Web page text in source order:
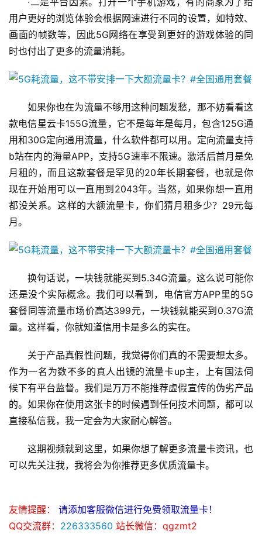
用户更好的浏览体验会根据网速进行不同的设置，如特效、
画面的帧数等，因此5G网络在享受到更好的游戏体验的同
时也付出了更多的流量消耗。
如果你也在为流量不够用这种问题发愁，那不妨看看这
款电信星云卡155G流量，它不是每年是每月，包含125G通
用和30G定向通用流量，什么软件都可以用。定向流量支持
b站在内的海量APP，支持5G速率不限速。激活后首月是免
月租的，而且这款套餐是罕见的20年长期套餐，也就是你
现在开始用可以一直用到2043年。当然，如果你想一直用
都没关系。这样的大额流量卡，你们猜月租多少？29元每
月。
换句话说，一块钱就能买到5.34G流量。这么说可能你
还是没个实际概念。我们可以看到，电信官方APP里的5G
套餐同等流量市场价高达399元，一块钱就能买到0.37G流
量。这样看，你就知道信用卡是多么的实在。
关于产品真假性问题，我觉得你们真的不需要想太多。
作为一名为数不多的真人出镜的流量卡up主，上有国法伺
候下有平台监督。我们是万万不能推荐虚假宣传的伪劣产品
的。如果你在使用这张卡的时候遇到任何技术问题，都可以
直接私信我，我一定会为大家耐心解答。
这期视频就到这里，如果你想了解更多流量卡资讯，也
可以先关注我，我将会为你推荐更多优质流量卡。
友情提醒：
请添加客服微信进行免费领取流量卡！
QQ交流群： 226333560 站长微信：qgzmt2